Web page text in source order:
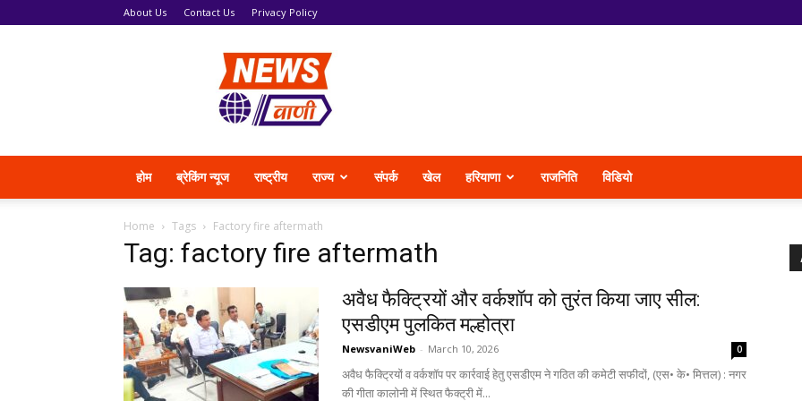
About Us Contact Us Privacy Policy
News
Vani
होम ब्रेकिंग न्यूज राष्ट्रीय राज्य संपर्क खेल हरियाणा राजनिति विडियो
Home Tags Factory fire aftermath
Tag: factory fire aftermath
अवैध फैक्ट्रियों और वर्कशॉप को तुरंत किया जाए सील:
एसडीएम पुलकित मल्होत्रा
NewsvaniWeb - March 10, 2026 0
अवैध फैक्ट्रियों व वर्कशॉप पर कार्रवाई हेतु एसडीएम ने गठित की कमेटी सफीदों, (एस• के• मित्तल) : नगर
की गीता कालोनी में स्थित फैक्ट्री में...